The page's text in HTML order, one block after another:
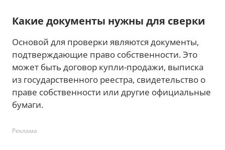
Какие документы нужны для сверки
Основой для проверки являются документы,
подтверждающие право собственности. Это
может быть договор купли-продажи, выписка
из государственного реестра, свидетельство о
праве собственности или другие официальные
бумаги.
Реклама